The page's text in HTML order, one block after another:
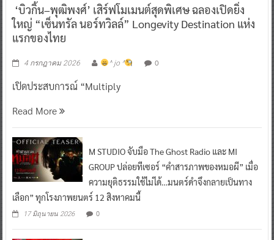
‘บิวกิ้น–พุฒิพงศ์’ เสิร์ฟโมเมนต์สุดพิเศษ ฉลองเปิดยิ่ง
ใหญ่ “เซ็นทรัล นอร์ทวิลล์” Longevity Destination แห่ง
แรกของไทย
4 กรกฎาคม 2026 ^ jo ^ 0
เปิดประสบการณ์ “Multiply
Read More
M STUDIO จับมือ The Ghost Radio และ MI
GROUP ปล่อยทีเซอร์ “คำสารภาพของหมอผี” เมื่อ
ความยุติธรรมใช้ไม่ได้…มนตร์ดำจึงกลายเป็นทาง
เลือก” ทุกโรงภาพยนตร์ 12 สิงหาคมนี้
17 มิถุนายน 2026 0